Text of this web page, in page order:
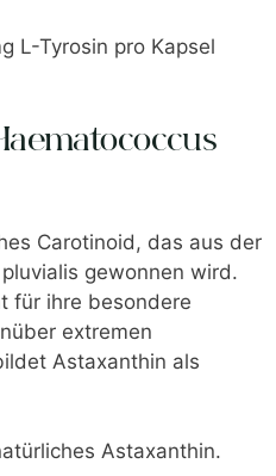
L-Tyrosin pro Kapsel
Carotinoid, das aus der
gewonnen wird.
für ihre besondere
extremen
Astaxanthin als
Astaxanthin.